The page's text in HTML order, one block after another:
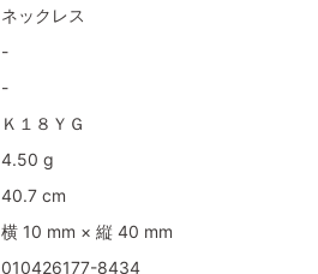
ネックレス
-
-
Ｋ１８ＹＧ
4.50 g
40.7 cm
横 10 mm × 縦 40 mm
010426177-8434